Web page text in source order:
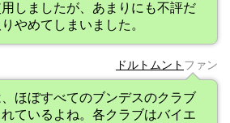
しましたが、あまりにも不評だ
やめてしまいました。
ドルトムント ファン
ほぼすべてのブンデスのクラブ
ているよね。各クラブはバイエ